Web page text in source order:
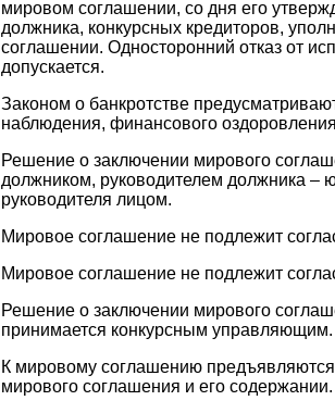
мировом соглашении, со дня его
должника, конкурсных кредиторов,
соглашении. Односторонний отказ от
допускается.
Законом о банкротстве
наблюдения, финансового
Решение о заключении мирового
должником, руководителем должника –
руководителя лицом.
Мировое соглашение не подлежит
Мировое соглашение не подлежит
Решение о заключении мирового
принимается конкурсным управляющим.
К мировому соглашению
мирового соглашения и его содержании.